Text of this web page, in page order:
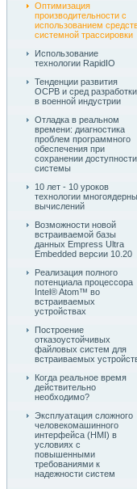
Оптимизация
производительности с
использованием
системной трассировки
Использование
технологии RapidIO
Тенденции развития
ОСРВ и сред разработки
в военной индустрии
Отладка в реальном
времени: диагностика
проблем программного
обеспечения при
сохранении доступности
системы
10 лет - 10 уроков
технологии
вычислений
Возможности новой
встраиваемой базы
данных Empress Ultra
Embedded версии 10.20
Реализация полного
потенциала процессора
Intel® Atom™ во
встраиваемых
устройствах
Построение
отказоустойчивых
файловых систем для
встраиваемых
Когда реальное время
действительно
необходимо?
Эксплуатация сложного
человекомашинного
интерфейса (HMI) в
условиях с
повышенными
требованиями к
надежности систем